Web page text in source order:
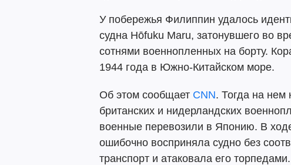
У побережья Филиппин удалось
судна Hōfuku Maru, затонувшего во
сотнями военнопленных на борту.
1944 года в Южно-Китайском море.
Об этом сообщает CNN. Тогда на нем
британских и нидерландских
военные перевозили в Японию. В
ошибочно восприняла судно без
транспорт и атаковала его